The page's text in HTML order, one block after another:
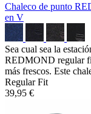
Chaleco de punto
en V
Sea cual sea la
REDMOND regular
más frescos. Este
Regular Fit
39,95 €